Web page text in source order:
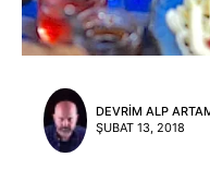
DEVRIM ALP
ŞUBAT 13, 2018